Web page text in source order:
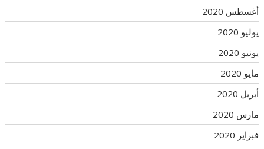
أغسطس 2020
يوليو 2020
يونيو 2020
مايو 2020
أبريل 2020
مارس 2020
فبراير 2020